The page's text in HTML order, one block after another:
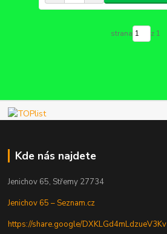
strana z 1
Kde nás najdete
Jenichov 65, Střemy 27734
Jenichov 65 – Seznam.cz
https://share.google/DXKLGd4mLdzueV3Kv